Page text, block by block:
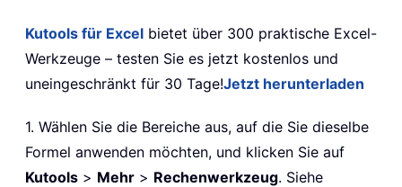
Kutools für Excel bietet über 300 praktische Excel-
Werkzeuge – testen Sie es jetzt kostenlos und
uneingeschränkt für 30 Tage!Jetzt herunterladen
1. Wählen Sie die Bereiche aus, auf die Sie dieselbe
Formel anwenden möchten, und klicken Sie auf
Kutools > Mehr > Rechenwerkzeug. Siehe